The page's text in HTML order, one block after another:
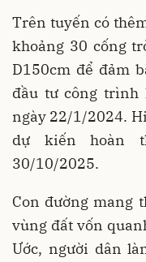
Trên tuyến có
khoảng 30 cống
D150cm để đảm
đầu tư công trình
ngày 22/1/2024.
dự kiến hoàn
30/10/2025.
Con đường mang
vùng đất vốn
Ước, người dân